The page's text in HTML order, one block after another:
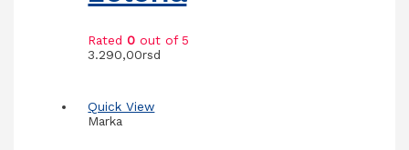
Rated0 out of 5
3.290,00rsd
Quick View
Marka